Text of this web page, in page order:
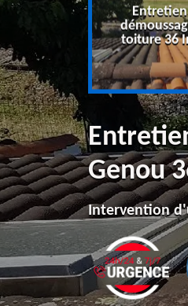
toiture 36
Genou
Intervention